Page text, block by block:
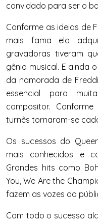
convidado para ser o
Conforme as ideias de
mais fama ela
gravadoras tiveram
gênio musical. E ainda
da namorada de
essencial para
compositor.
turnês tornaram-se
Os sucessos do
mais conhecidos e
Grandes hits como
You, We Are the
fazem as vozes do
Com todo o sucesso